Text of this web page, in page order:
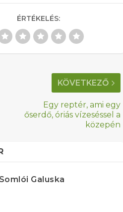
ÉRTÉKELÉS:
KÖVETKEZŐ
Egy reptér, ami egy
őserdő, óriás vízeséssel a
közepén
Somlói Galuska